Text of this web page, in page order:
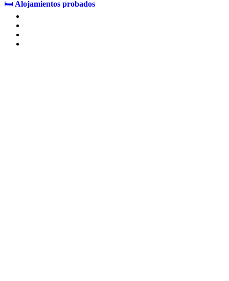
🛏️ Alojamientos probados
contenido